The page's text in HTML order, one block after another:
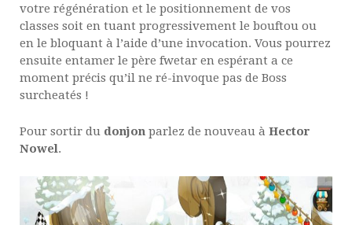
votre régénération et le positionnement de vos
classes soit en tuant progressivement le bouftou ou
en le bloquant à l’aide d’une invocation. Vous pourrez
ensuite entamer le père fwetar en espérant a ce
moment précis qu’il ne ré-invoque pas de Boss
surcheatés !
Pour sortir du donjon parlez de nouveau à Hector
Nowel.